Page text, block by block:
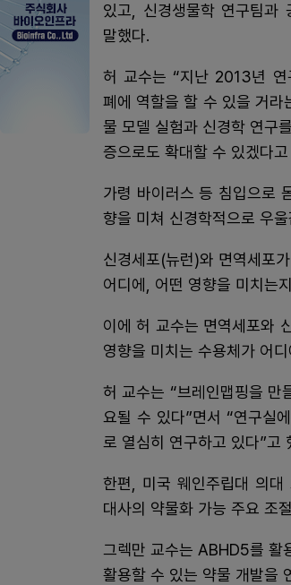
있고, 신경생물학 연구팀과
말했다.
허 교수는 “지난 2013년
폐에 역할을 할 수 있을 거라
물 모델 실험과 신경학 연구
증으로도 확대할 수 있겠다
가령 바이러스 등 침입으로
향을 미쳐 신경학적으로 우
신경세포(뉴런)와 면역세포
어디에, 어떤 영향을 미치는
이에 허 교수는 면역세포와
영향을 미치는 수용체가 어
허 교수는 “브레인맵핑을 만
요될 수 있다”면서 “연구실
로 열심히 연구하고 있다”고
한편, 미국 웨인주립대 의
대사의 약물화 가능 주요 조
그렉만 교수는 ABHD5를 활
활용할 수 있는 약물 개발을